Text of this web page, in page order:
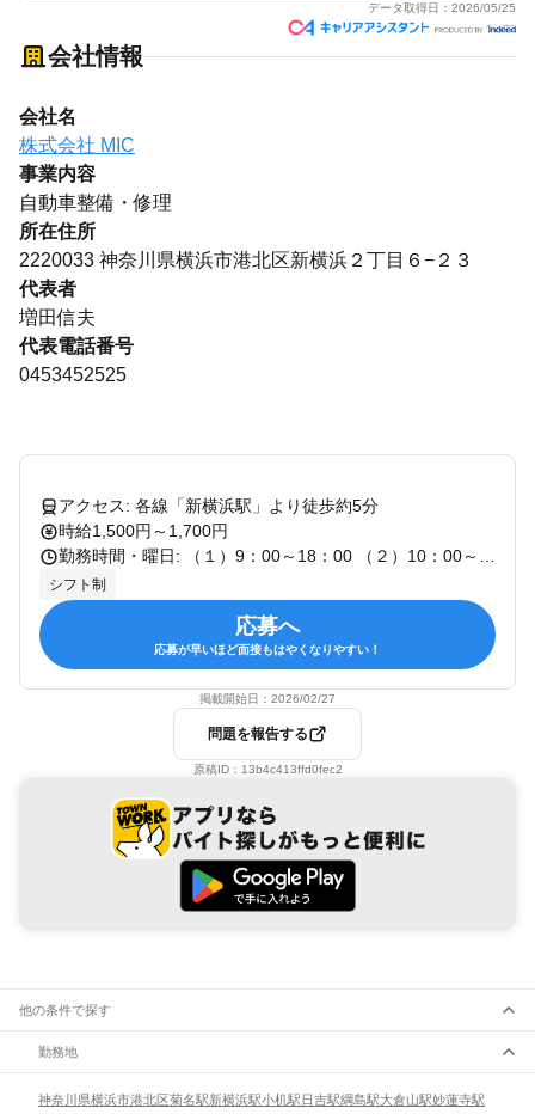
データ取得日： 2026/05/25
会社情報
会社名
株式会社 MIC
事業内容
自動車整備・修理
所在住所
2220033 神奈川県横浜市港北区新横浜２丁目６−２３
代表者
増田信夫
代表電話番号
0453452525
アクセス: 各線「新横浜駅」より徒歩約5分
時給1,500円～1,700円
シフト制
応募へ
応募が早いほど面接もはやくなりやすい！
掲載開始日： 2026/02/27
問題を報告する
原稿ID： 13b4c413ffd0fec2
他の条件で探す
勤務地
神奈川県横浜市港北区菊名駅新横浜駅小机駅 日吉駅綱島駅大倉山駅妙蓮寺駅